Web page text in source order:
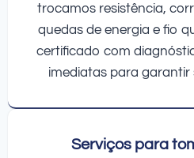
trocamos resistência,
quedas de energia e fio
certificado com
imediatas para garantir
Serviços para